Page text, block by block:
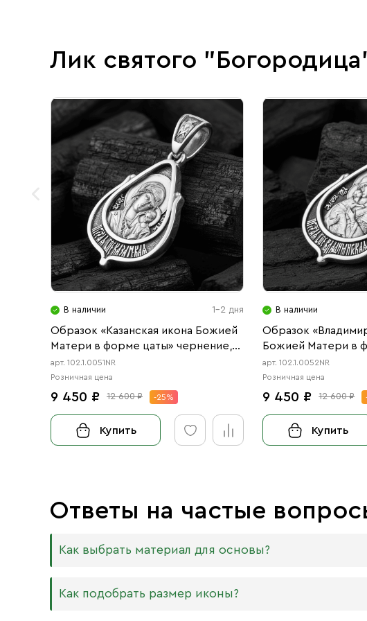
Лик святого
В наличии 1-2 дня
Образок «Казанская икона Божией
Матери в форме цаты» чернение,
родий
арт. 102.1.0051NR
Розничная цена
9 450 ₽ 12 600 ₽ -25%
Купить
В наличии
Образок
Божией Матери в
чернение, родий
арт. 102.1.0052NR
Розничная цена
9 450 ₽ 12 600 ₽
Купить
Ответы на частые
Как выбрать материал для основы?
Мы изготавливаем иконы на трёх разных видах досок:
Как подобрать размер иконы?